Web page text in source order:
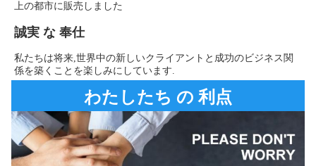
上の都市に販売しました
誠実 な 奉仕
私たちは将来,世界中の新しいクライアントと成功のビジネス関
係を築くことを楽しみにしています.
わたしたち の 利点